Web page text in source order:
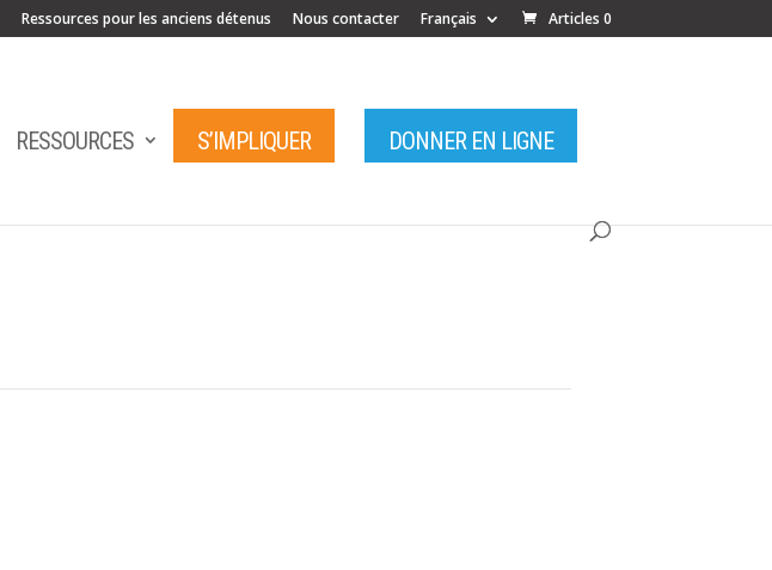
Ressources pour les anciens détenus Nous contacter Français Articles 0
RESSOURCES S’IMPLIQUER DONNER EN LIGNE